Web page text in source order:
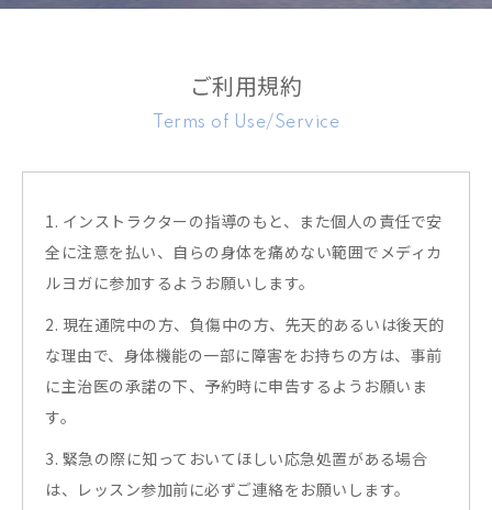
ご利用規約
Terms of Use/Service
1. インストラクターの指導のもと、また個人の責任で安
全に注意を払い、自らの身体を痛めない範囲でメディカ
ルヨガに参加するようお願いします。
2. 現在通院中の方、負傷中の方、先天的あるいは後天的
な理由で、身体機能の一部に障害をお持ちの方は、事前
に主治医の承諾の下、予約時に申告するようお願いま
す。
3. 緊急の際に知っておいてほしい応急処置がある場合
は、レッスン参加前に必ずご連絡をお願いします。